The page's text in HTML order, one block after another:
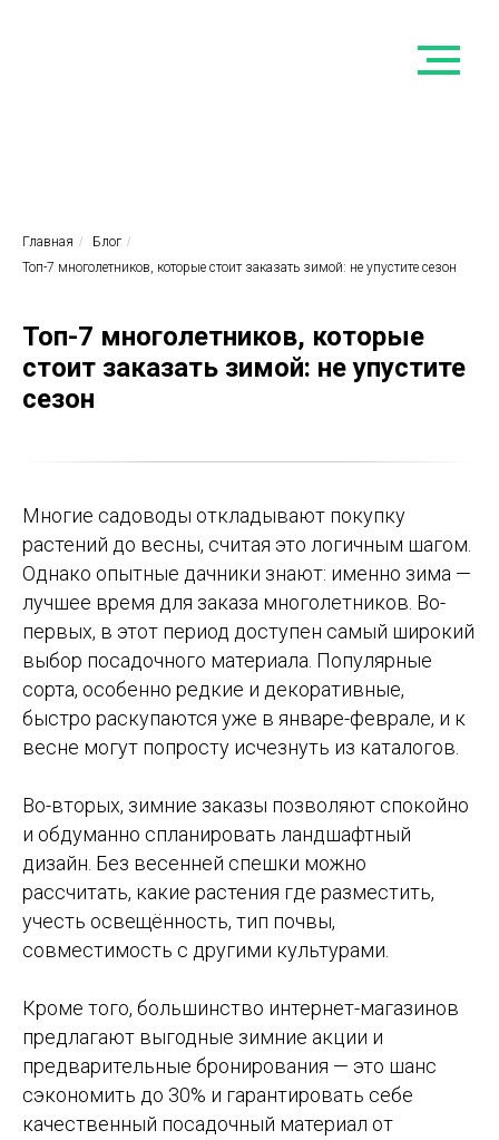
Главная / Блог /
Топ-7 многолетников, которые стоит заказать зимой: не упустите сезон
Топ-7 многолетников, которые
стоит заказать зимой: не упустите
сезон
Многие садоводы откладывают покупку
растений до весны, считая это логичным шагом.
Однако опытные дачники знают: именно зима —
лучшее время для заказа многолетников. Во-
первых, в этот период доступен самый широкий
выбор посадочного материала. Популярные
сорта, особенно редкие и декоративные,
быстро раскупаются уже в январе-феврале, и к
весне могут попросту исчезнуть из каталогов.
Во-вторых, зимние заказы позволяют спокойно
и обдуманно спланировать ландшафтный
дизайн. Без весенней спешки можно
рассчитать, какие растения где разместить,
учесть освещённость, тип почвы,
совместимость с другими культурами.
Кроме того, большинство интернет-магазинов
предлагают выгодные зимние акции и
предварительные бронирования — это шанс
сэкономить до 30% и гарантировать себе
качественный посадочный материал от